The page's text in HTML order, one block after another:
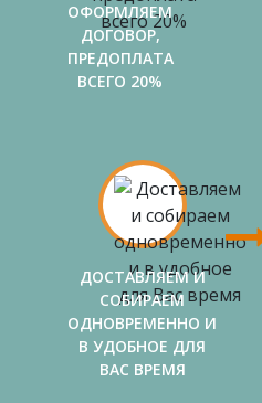
ОФОРМЛЯЕМ
ДОГОВОР,
ПРЕДОПЛАТА
ВСЕГО 20%
ДОСТАВЛЯЕМ И
СОБИРАЕМ
ОДНОВРЕМЕННО И
В УДОБНОЕ ДЛЯ
ВАС ВРЕМЯ